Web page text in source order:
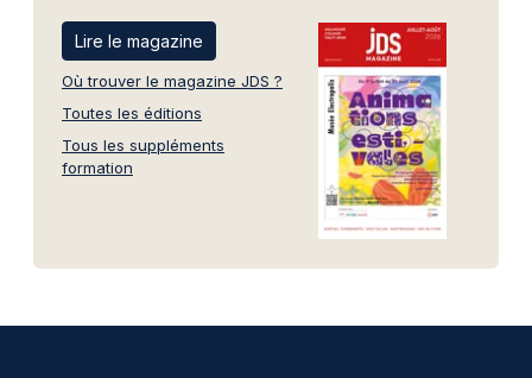
Lire le magazine
Où trouver le magazine JDS ?
Toutes les éditions
Tous les suppléments
formation